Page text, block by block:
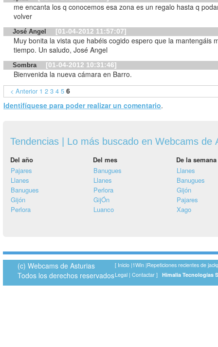
me encanta los q conocemos esa zona es un regalo hasta q
volver
José Angel [01-04-2012 11:57:07]
Muy bonita la vista que habéis cogido espero que la mantengáis
tiempo. Un saludo, José Angel
Sombra [01-04-2012 10:31:46]
Bienvenida la nueva cámara en Barro.
< Anterior 1 2 3 4 5 6
Identifíquese para poder realizar un comentario.
Tendencias | Lo más buscado en Webcams de
Del año Del mes
De la semana
Pajares
Llanes
Banugues
Gijón
Perlora
Banugues
Llanes
Perlora
GijÓn
Luanco
Llanes
Banugues
Gijón
Pajares
Xago
(c) Webcams de Asturias
Todos los derechos reservados
[ Inicio |1Win |Repeticiones recientes de
Legal | Contactar Himalia Tecnologías